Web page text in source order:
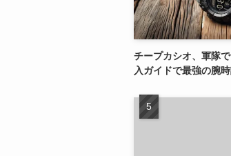
チープカシオ、軍隊
入ガイドで最強の腕